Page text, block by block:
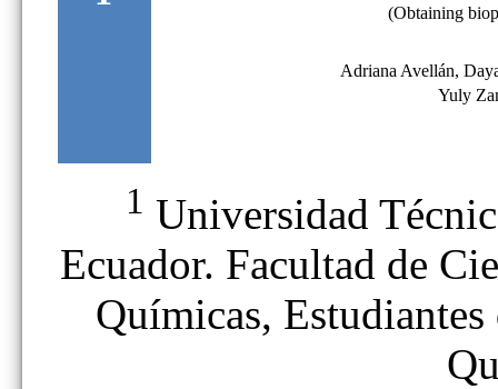
(Obtaining
Adriana Avellán,
Yuly
1 Universidad
Ecuador. Facultad de
Químicas,